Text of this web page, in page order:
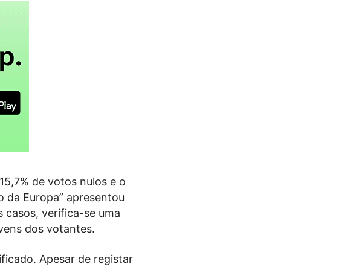
de votos nulos e o
da Europa” apresentou
casos, verifica-se uma
dos votantes.
Apesar de registar